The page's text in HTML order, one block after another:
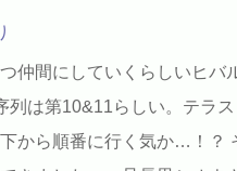
仲間にしていくらしいヒバ
列は第10&11らしい。テラ
から順番に行く気か…！？